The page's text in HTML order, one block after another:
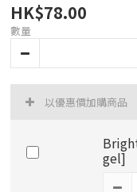
HK$78.00
數量
以優惠價加購商品
gel]